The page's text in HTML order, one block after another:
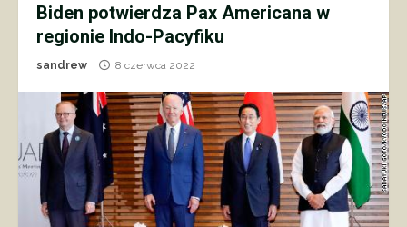
Biden potwierdza Pax Americana w
regionie Indo-Pacyfiku
sandrew 8 czerwca 2022